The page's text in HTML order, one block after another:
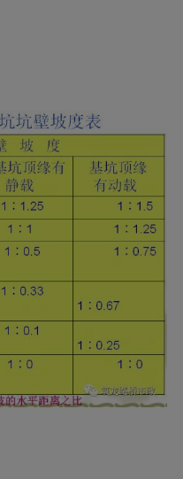
车、抓泥斗
入（土松 、水大）；